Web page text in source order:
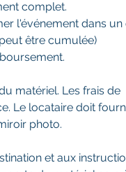
complet.
l'événement dans un
être cumulée)
matériel. Les frais de
Le locataire doit
photo.
et aux